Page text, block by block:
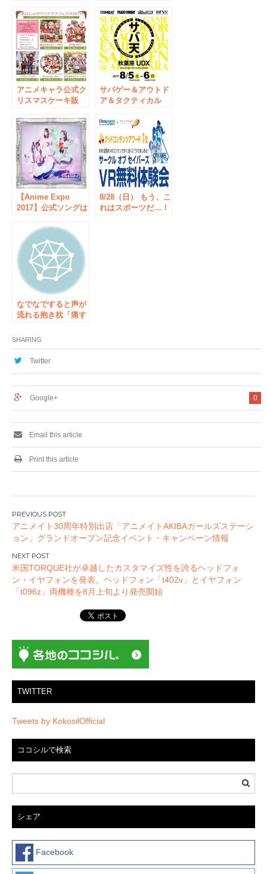
回VR体験会をドス
パラ秋葉原本店で10
月1日限定開催！
優勝者1名に「HTC
Vive」をプレゼント
VR EXPO AKIBA』
展示コンテンツを公
開
アニメキャラ公式ク
リスマスケーキ販
クリスマスフェスタ
2015」 開催日程12
月19日(土)20日
(日) 場所：秋葉原
UDX 4F
サバゲー＆アウトド
ア＆タクティカル
【Anime Expo
2017】公式ソングは
どりーみん」楽曲に
決定！アニメエキス
ポに2年連続お呼ば
れは快挙
8/28（日） もう、こ
れはスポーツだ…！
なでなですると声が
流れる抱き枕「痛す
イベントを12月23日
に秋葉原で開催
SHARING
Twitter
0
Google+
Email this article
Print this article
投
稿
ナ
ビ
ゲ
ー
ン
アニメイト30周年特別出店「アニメイトAKIBAガールズステーシ
ョン」グランドオープン記念イベント・キャンペーン情報
米国TORQUE社が卓越したカスタマイズ性を誇るヘッドフォ
ン・イヤフォンを発表。ヘッドフォン「t402v」とイヤフォン
「t096z」両機種を8月上旬より発売開始
TWITTER
Tweets by KokosilOfficial
ココシルで検索
シェア
Facebook